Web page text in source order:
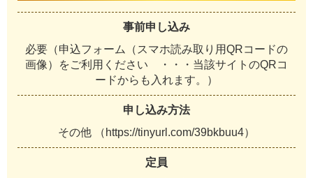
事前申し込み
必要（申込フォーム（スマホ読み取り用QRコードの
画像）をご利用ください ・・・当該サイトのQRコ
ードからも入れます。）
申し込み方法
その他 （https://tinyurl.com/39bkbuu4）
定員